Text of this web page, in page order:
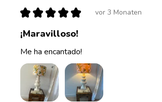
★ ★ ★ ★ ★ vor 3 Monaten
¡Maravilloso!
Me ha encantado!